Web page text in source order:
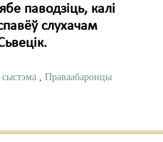
паводзіць, калі
слухачам
, Праваабаронцы